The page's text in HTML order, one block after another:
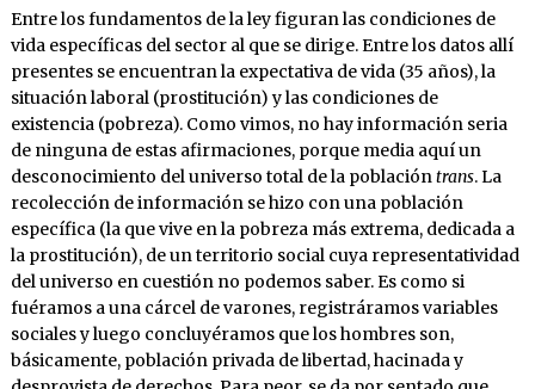
Entre los fundamentos de la ley figuran las condiciones de
vida específicas del sector al que se dirige. Entre los datos allí
presentes se encuentran la expectativa de vida (35 años), la
situación laboral (prostitución) y las condiciones de
existencia (pobreza). Como vimos, no hay información seria
de ninguna de estas afirmaciones, porque media aquí un
desconocimiento del universo total de la población trans. La
recolección de información se hizo con una población
específica (la que vive en la pobreza más extrema, dedicada a
la prostitución), de un territorio social cuya representatividad
del universo en cuestión no podemos saber. Es como si
fuéramos a una cárcel de varones, registráramos variables
sociales y luego concluyéramos que los hombres son,
básicamente, población privada de libertad, hacinada y